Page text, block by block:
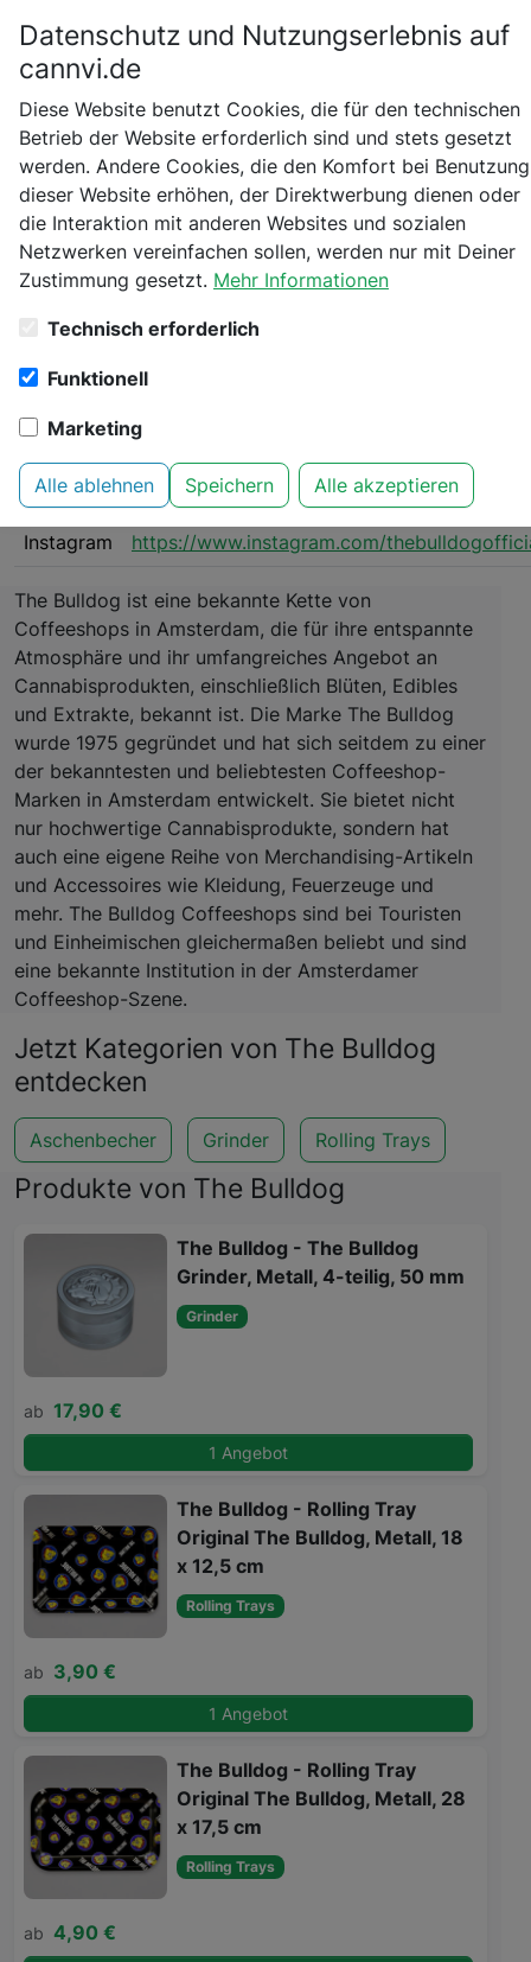
Startseite Marken The Bulldog
The Bulldog
https://thebulldog.com
Facebook https://www.facebook.com/TheBulldogAms
Instagram https://www.instagram.com/
The Bulldog ist eine bekannte Kette von
Coffeeshops in Amsterdam, die für ihre entspannte
Atmosphäre und ihr umfangreiches Angebot an
Cannabisprodukten, einschließlich Blüten, Edibles
und Extrakte, bekannt ist. Die Marke The Bulldog
wurde 1975 gegründet und hat sich seitdem zu einer
der bekanntesten und beliebtesten Coffeeshop-
Marken in Amsterdam entwickelt. Sie bietet nicht
nur hochwertige Cannabisprodukte, sondern hat
auch eine eigene Reihe von Merchandising-Artikeln
und Accessoires wie Kleidung, Feuerzeuge und
mehr. The Bulldog Coffeeshops sind bei Touristen
und Einheimischen gleichermaßen beliebt und sind
eine bekannte Institution in der Amsterdamer
Coffeeshop-Szene.
Jetzt Kategorien von The Bulldog
entdecken
Aschenbecher Grinder Rolling Trays
Produkte von The Bulldog
The Bulldog - The Bulldog
Grinder, Metall, 4-teilig, 50 mm
Grinder
ab 17,90 €
1 Angebot
The Bulldog - Rolling Tray
Original The Bulldog, Metall, 18
x 12,5 cm
Rolling Trays
ab 3,90 €
1 Angebot
The Bulldog - Rolling Tray
Original The Bulldog, Metall, 28
x 17,5 cm
Rolling Trays
ab 4,90 €
Bitte bestätige dein Alter
Bist du schon 18 Jahre alt?
Nein Ja
Datenschutz und Nutzungserlebnis auf
cannvi.de
Diese Website benutzt Cookies, die für den technischen
Betrieb der Website erforderlich sind und stets gesetzt
werden. Andere Cookies, die den Komfort bei Benutzung
dieser Website erhöhen, der Direktwerbung dienen oder
die Interaktion mit anderen Websites und sozialen
Netzwerken vereinfachen sollen, werden nur mit Deiner
Zustimmung gesetzt. Mehr Informationen
Technisch erforderlich
Funktionell
Marketing
Alle ablehnen Speichern Alle akzeptieren